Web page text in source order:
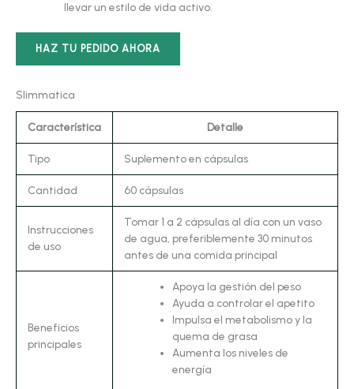
llevar un estilo de vida activo.
HAZ TU PEDIDO AHORA
Slimmatica
Característica Detalle
Tipo Suplemento en cápsulas
Cantidad 60 cápsulas
Instrucciones
de uso
Tomar 1 a 2 cápsulas al día con un vaso
de agua, preferiblemente 30 minutos
antes de una comida principal
Beneficios
principales
Apoya la gestión del peso
Ayuda a controlar el apetito
Impulsa el metabolismo y la
quema de grasa
Aumenta los niveles de
energía